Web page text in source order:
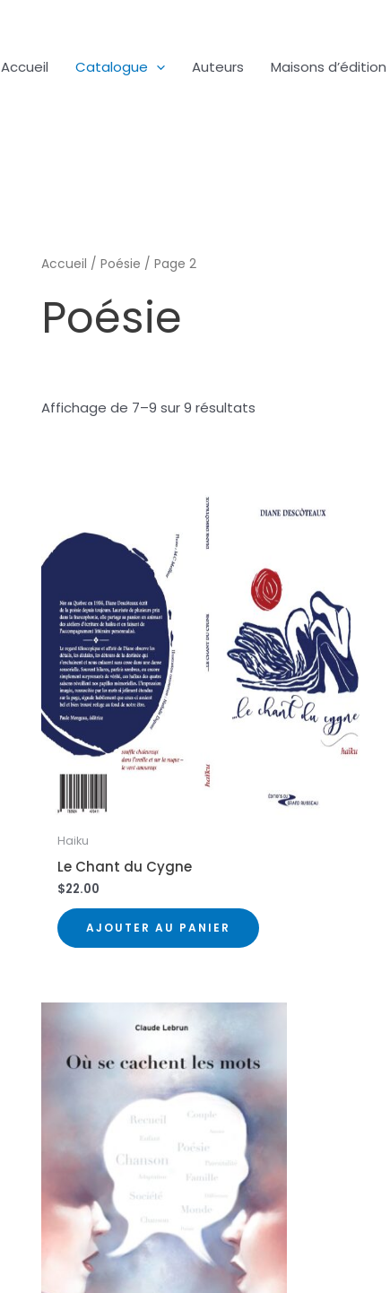
Accueil Catalogue Auteurs Maisons d’édition
Accueil /Poésie / Page 2
Poésie
Affichage de 7–9 sur 9 résultats
Haiku
Le Chant du Cygne
$22.00
AJOUTER AU PANIER